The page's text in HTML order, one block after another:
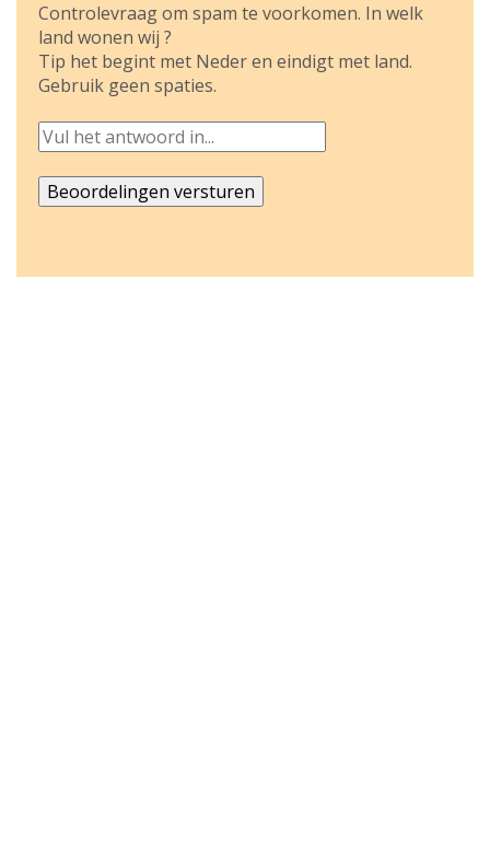
Controlevraag om spam te voorkomen. In welk
land wonen wij ?
Tip het begint met Neder en eindigt met land.
Gebruik geen spaties.